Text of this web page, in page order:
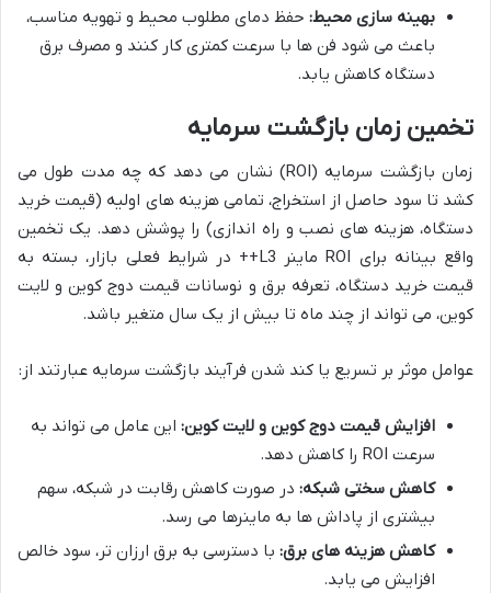
بهینه سازی محیط: حفظ دمای مطلوب محیط و تهویه مناسب،
باعث می شود فن ها با سرعت کمتری کار کنند و مصرف برق
دستگاه کاهش یابد.
تخمین زمان بازگشت سرمایه
زمان بازگشت سرمایه (ROI) نشان می دهد که چه مدت طول می
کشد تا سود حاصل از استخراج، تمامی هزینه های اولیه (قیمت خرید
دستگاه، هزینه های نصب و راه اندازی) را پوشش دهد. یک تخمین
واقع بینانه برای ROI ماینر L3++ در شرایط فعلی بازار، بسته به
قیمت خرید دستگاه، تعرفه برق و نوسانات قیمت دوج کوین و لایت
کوین، می تواند از چند ماه تا بیش از یک سال متغیر باشد.
عوامل موثر بر تسریع یا کند شدن فرآیند بازگشت سرمایه عبارتند از:
افزایش قیمت دوج کوین و لایت کوین: این عامل می تواند به
سرعت ROI را کاهش دهد.
کاهش سختی شبکه: در صورت کاهش رقابت در شبکه، سهم
بیشتری از پاداش ها به ماینرها می رسد.
کاهش هزینه های برق: با دسترسی به برق ارزان تر، سود خالص
افزایش می یابد.